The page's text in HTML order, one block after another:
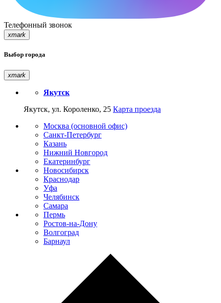
Телефонный звонок
xmark
Выбор города
xmark
Якутск
Якутск, ул. Короленко, 25 Карта проезда
Москва (основной офис)
Санкт-Петербург
Казань
Нижний Новгород
Екатеринбург
Новосибирск
Краснодар
Уфа
Челябинск
Самара
Пермь
Ростов-на-Дону
Волгоград
Барнаул